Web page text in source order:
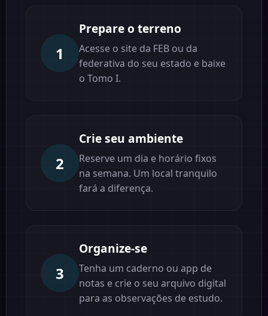
1
Prepare o terreno
Acesse o site da FEB ou da
federativa do seu estado e baixe
o Tomo I.
2
Crie seu ambiente
Reserve um dia e horário fixos
na semana. Um local tranquilo
fará a diferença.
3
Organize-se
Tenha um caderno ou app de
notas e crie o seu arquivo digital
para as observações de estudo.